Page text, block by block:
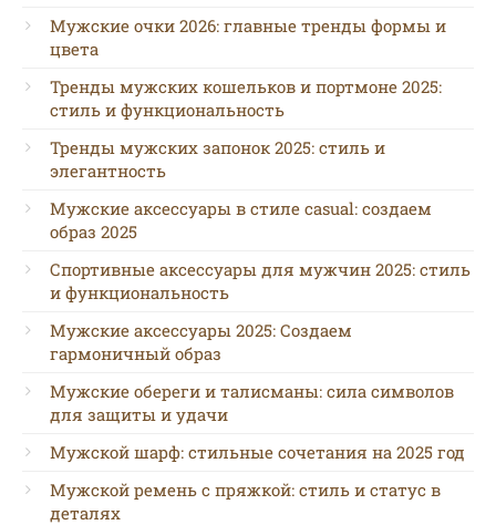
Мужские очки 2026: главные тренды формы и
цвета
Тренды мужских кошельков и портмоне 2025:
стиль и функциональность
Тренды мужских запонок 2025: стиль и
элегантность
Мужские аксессуары в стиле casual: создаем
образ 2025
Спортивные аксессуары для мужчин 2025: стиль
и функциональность
Мужские аксессуары 2025: Создаем
гармоничный образ
Мужские обереги и талисманы: сила символов
для защиты и удачи
Мужской шарф: стильные сочетания на 2025 год
Мужской ремень с пряжкой: стиль и статус в
деталях